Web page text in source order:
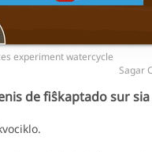
experiment watercycle
Sagar
de fiŝkaptado sur